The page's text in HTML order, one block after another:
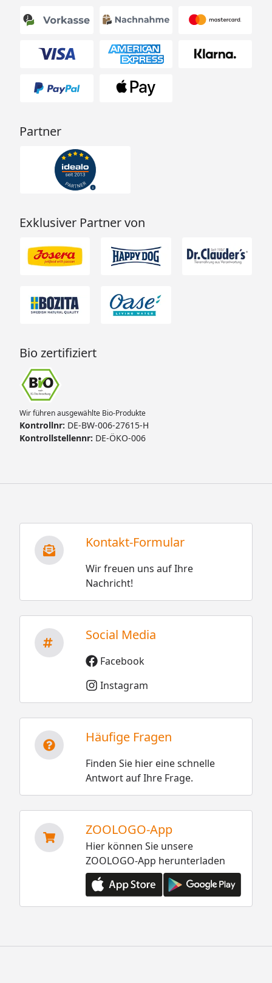
Partner
Exklusiver Partner von
Bio zertifiziert
Wir führen ausgewählte Bio-Produkte
Kontrollnr: DE-BW-006-27615-H
Kontrollstellennr: DE-ÖKO-006
Kontakt-Formular
Wir freuen uns auf Ihre
Nachricht!
Social Media
Facebook
Instagram
Häufige Fragen
Finden Sie hier eine schnelle
Antwort auf Ihre Frage.
ZOOLOGO-App
Hier können Sie unsere
ZOOLOGO-App herunterladen